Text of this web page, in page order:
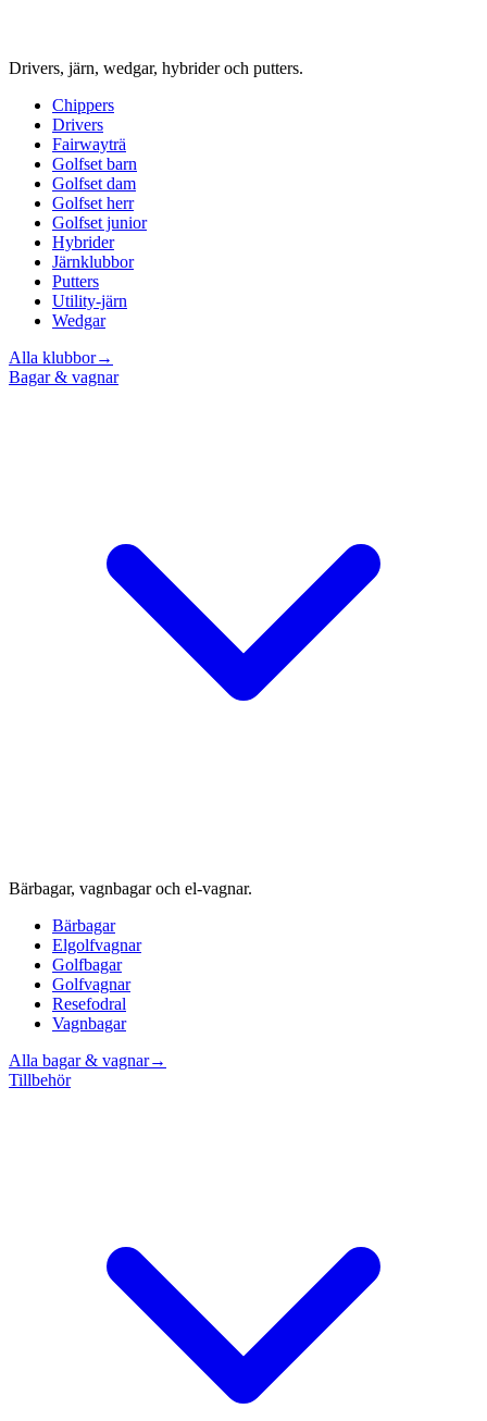
Drivers, järn, wedgar, hybrider och putters.
Chippers
Drivers
Fairwayträ
Golfset barn
Golfset dam
Golfset herr
Golfset junior
Hybrider
Järnklubbor
Putters
Utility-järn
Wedgar
Alla klubbor→
Bagar & vagnar
Bärbagar, vagnbagar och el-vagnar.
Bärbagar
Elgolfvagnar
Golfbagar
Golfvagnar
Resefodral
Vagnbagar
Alla bagar & vagnar→
Tillbehör